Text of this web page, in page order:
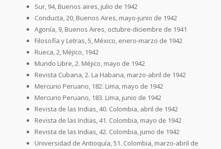
Sur, 94, Buenos aires, julio de 1942
Conducta, 20, Buenos Aires, mayo-junio de 1942
Agonía, 9, Buenos Aires, octubre-diciembre de 1941
Filosofía y Letras, 5, México, enero-marzo de 1942
Rueca, 2, Méjico, 1942
Mundo Libre, 2. Méjico, mayo de 1942
Revista Cubana, 2. La Habana, marzo-abril de 1942
Mercurio Peruano, 182. Lima, mayo de 1942
Mercurio Peruano, 183. Lima, junio de 1942
Revista de las Indias, 40. Colombia, abril de 1942
Revista de las Indias, 41. Colombia, mayo de 1942
Revista de las Indias, 42. Colombia, junio de 1942
Universidad de Antioquía, 51. Colombia, marzo-abril de